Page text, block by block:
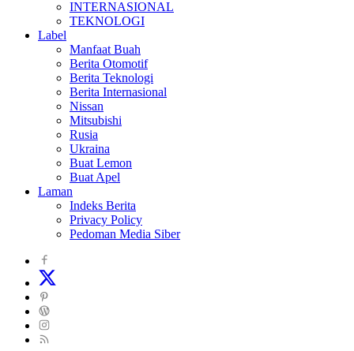
INTERNASIONAL
TEKNOLOGI
Label
Manfaat Buah
Berita Otomotif
Berita Teknologi
Berita Internasional
Nissan
Mitsubishi
Rusia
Ukraina
Buat Lemon
Buat Apel
Laman
Indeks Berita
Privacy Policy
Pedoman Media Siber